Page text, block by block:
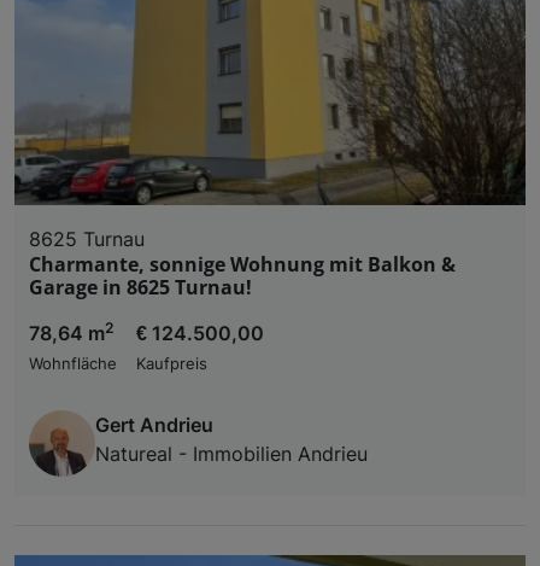
8625 Turnau
Charmante, sonnige Wohnung mit Balkon &
Garage in 8625 Turnau!
78,64 m2
Wohnfläche
€ 124.500,00
Kaufpreis
Gert Andrieu
Natureal - Immobilien Andrieu